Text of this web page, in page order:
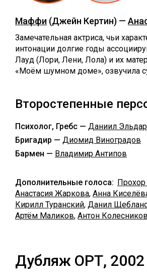
Маффи (Джейн Кертин) —
Замечательная актриса, чьи
интонации долгие годы
Лауд (Лори, Лени, Лола) и их
«Моём шумном доме», озвучила
Второстепенные
Психолог, Гребс — Даниил
Бригадир — Диомид Виноградов
Бармен — Владимир Антипов
Дополнительные голоса:
Анастасия Жаркова, Анна
Кирилл Туранский, Данил
Артём Маликов, Антон Колесников
Дубляж ОРТ, 2002